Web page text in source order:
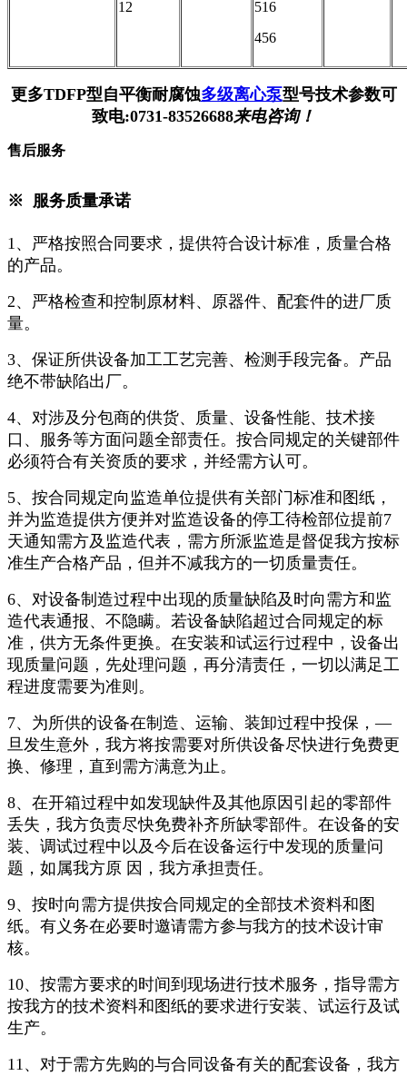
12
516
456
更多TDFP型自平衡耐腐蚀多级离心泵型号技术参数可
致电:0731-83526688来电咨询！
售后服务
※ 服务质量承诺
1、严格按照合同要求，提供符合设计标准，质量合格
的产品。
2、严格检查和控制原材料、原器件、配套件的进厂质
量。
3、保证所供设备加工工艺完善、检测手段完备。产品
绝不带缺陷出厂。
4、对涉及分包商的供货、质量、设备性能、技术接
口、服务等方面问题全部责任。按合同规定的关键部件
必须符合有关资质的要求，并经需方认可。
5、按合同规定向监造单位提供有关部门标准和图纸，
并为监造提供方便并对监造设备的停工待检部位提前7
天通知需方及监造代表，需方所派监造是督促我方按标
准生产合格产品，但并不减我方的一切质量责任。
6、对设备制造过程中出现的质量缺陷及时向需方和监
造代表通报、不隐瞒。若设备缺陷超过合同规定的标
准，供方无条件更换。在安装和试运行过程中，设备出
现质量问题，先处理问题，再分清责任，一切以满足工
程进度需要为准则。
7、为所供的设备在制造、运输、装卸过程中投保，—
旦发生意外，我方将按需要对所供设备尽快进行免费更
换、修理，直到需方满意为止。
8、在开箱过程中如发现缺件及其他原因引起的零部件
丢失，我方负责尽快免费补齐所缺零部件。在设备的安
装、调试过程中以及今后在设备运行中发现的质量问
题，如属我方原 因，我方承担责任。
9、按时向需方提供按合同规定的全部技术资料和图
纸。有义务在必要时邀请需方参与我方的技术设计审
核。
10、按需方要求的时间到现场进行技术服务，指导需方
按我方的技术资料和图纸的要求进行安装、试运行及试
生产。
11、对于需方先购的与合同设备有关的配套设备，我方